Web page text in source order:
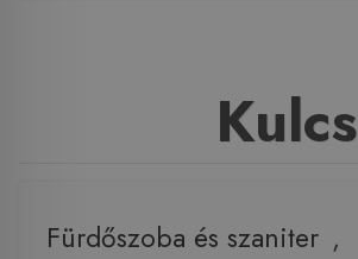
Fürdőszoba és szaniter ,